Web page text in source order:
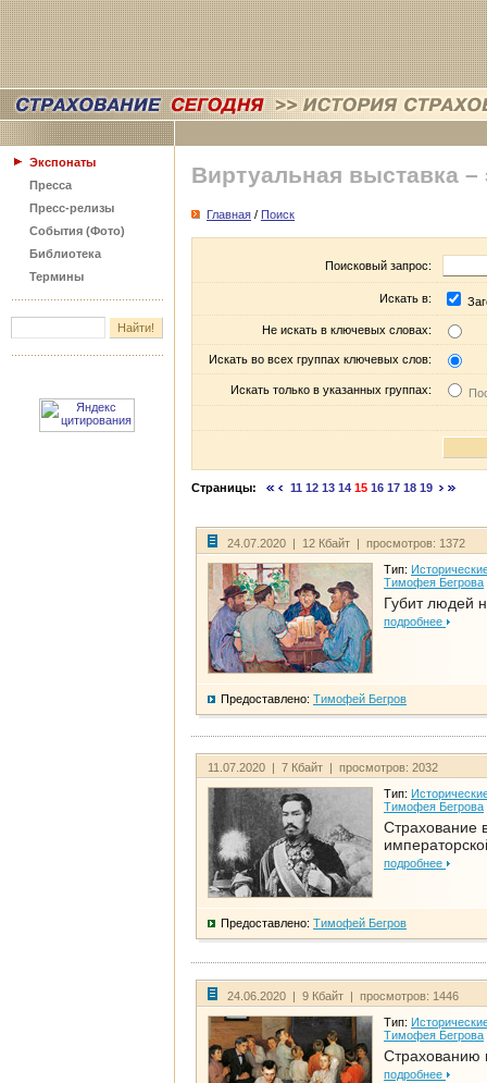
Экспонаты
Пресса
Пресс-релизы
События (Фото)
Библиотека
Термины
Виртуальная выставка –
Главная / Поиск
Поисковый запрос:
Искать в:
Не искать в ключевых словах:
Искать во всех группах ключевых слов:
Искать только в указанных группах:
Страницы: 11 12 13 14 15 16 17 18 19
24.07.2020 | 12 Кбайт | просмотров: 1372
Тип:
Тимофея Бегрова
Губит людей
подробнее
Предоставлено: Тимофей Бегров
11.07.2020 | 7 Кбайт | просмотров: 2032
Тип:
Тимофея Бегрова
Страхование
подробнее
Предоставлено: Тимофей Бегров
24.06.2020 | 9 Кбайт | просмотров: 1446
Тип:
Тимофея Бегрова
Страхованию
подробнее